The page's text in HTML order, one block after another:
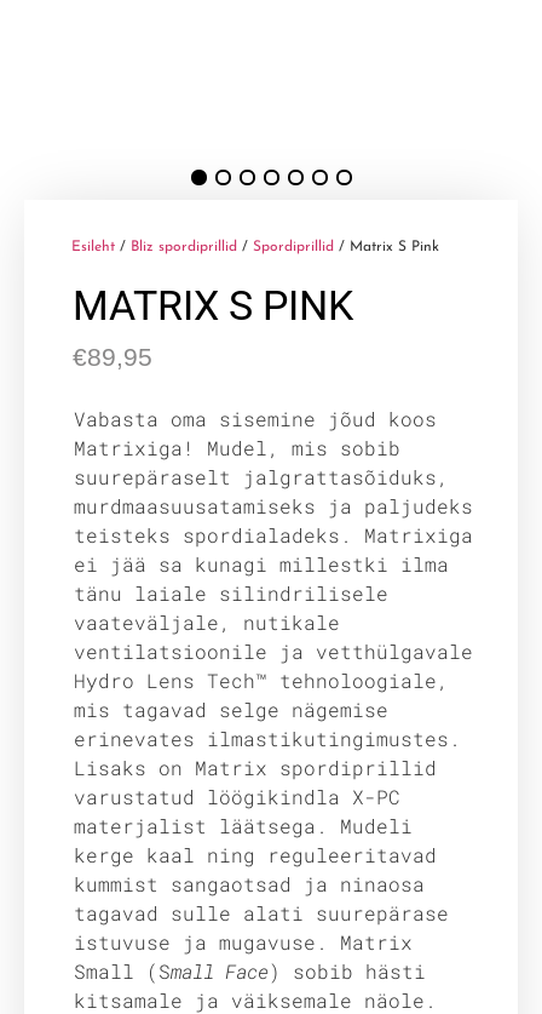
Esileht / Bliz spordiprillid / Spordiprillid / Matrix S Pink
MATRIX S PINK
€89,95
Vabasta oma sisemine jõud koos
Matrixiga! Mudel, mis sobib
suurepäraselt jalgrattasõiduks,
murdmaasuusatamiseks ja paljudeks
teisteks spordialadeks. Matrixiga
ei jää sa kunagi millestki ilma
tänu laiale silindrilisele
vaateväljale, nutikale
ventilatsioonile ja vetthülgavale
Hydro Lens Tech™ tehnoloogiale,
mis tagavad selge nägemise
erinevates ilmastikutingimustes.
Lisaks on Matrix spordiprillid
varustatud löögikindla X-PC
materjalist läätsega. Mudeli
kerge kaal ning reguleeritavad
kummist sangaotsad ja ninaosa
tagavad sulle alati suurepärase
istuvuse ja mugavuse. Matrix
Small (Small Face) sobib hästi
kitsamale ja väiksemale näole.